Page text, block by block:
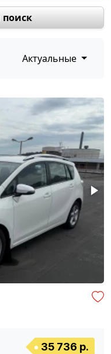
Актуальные
35 736 р.